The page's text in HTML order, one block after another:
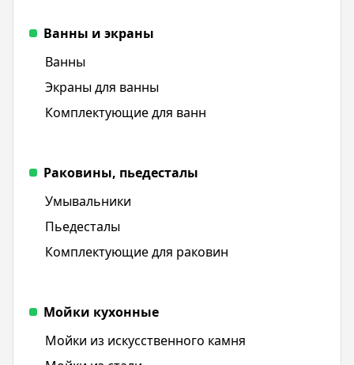
Ванны и экраны
Ванны
Экраны для ванны
Комплектующие для ванн
Раковины, пьедесталы
Умывальники
Пьедесталы
Комплектующие для раковин
Мойки кухонные
Мойки из искусственного камня